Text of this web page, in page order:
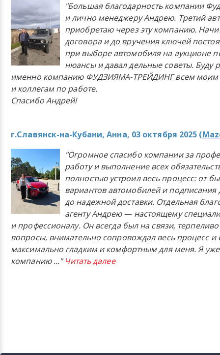
"Большая благодарность компании
и лично менеджеру Андрею. Третий
приобретаю через эту компанию.
договора и до вручения ключей
при выборе автомобиля на аукционе
нюансы и давал дельные советы. Буду
именно компанию ФУДЗИЯМА-ТРЕЙДИНГ всем моим
и коллегам по работе.
Спасибо Андрей!
г.Славянск-на-Кубани, Анна, 03 октября 2025 (
"Огромное спасибо компании за
работу и выполнение всех
полностью устроил весь процесс: от
вариантов автомобилей и подписания
до надежной доставки. Отдельная
агенту Андрею — настоящему
и профессионалу. Он всегда был на связи,
вопросы, внимательно сопровождал весь процесс и
максимально гладким и комфортным для меня. Я
компанию..." Читать далее